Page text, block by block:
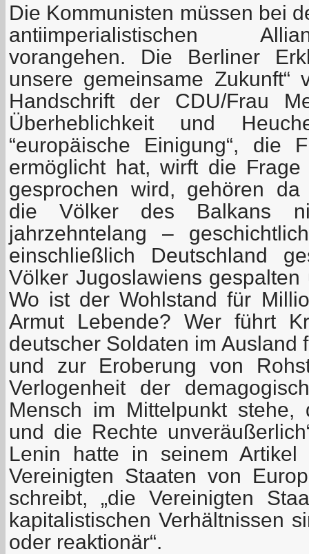
Die Kommunisten müssen bei
antiimperialistischen
vorangehen. Die Berliner
unsere gemeinsame
Handschrift der CDU/Frau
Überheblichkeit und
“europäische Einigung“, die
ermöglicht hat, wirft die
gesprochen wird, gehören
die Völker des Balkans
jahrzehntelang –
einschließlich Deutschland
Völker Jugoslawiens
Wo ist der Wohlstand für
Armut Lebende? Wer führt
deutscher Soldaten im Ausland
und zur Eroberung von
Verlogenheit der
Mensch im Mittelpunkt stehe,
und die Rechte
Lenin hatte in seinem
Vereinigten Staaten von
schreibt, „die Vereinigten
kapitalistischen Verhältnissen
oder reaktionär“.